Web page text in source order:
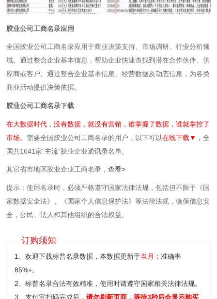
胶业公司工商名录应用
全国胶业公司工商名录应用于商业决策支持、市场调研、行业分析领
域。通过整合企业基本信息，帮助企业快速查找到潜在合作伙伴、供
应商或客户。通过整合企业基本信息、经营数据及动态信息，为各类
商业活动提供决策依据。
胶业公司工商名录下载
在大数据时代，没有数据，就没有营销，谁掌握了数据，谁就掌控了
市场。 需要全国胶业公司工商名录的用户，以下可以在线下载▼，全
国共1641家“主流”胶业企业通讯录名单。
其它省市地区胶业企业工商名录，查看>
提示：使用名录时，必须严格遵守国家法律法规，包括但不限于《国
家数据安全法》、《国家个人信息保护法》等‌法律法规，确保信息安
全，公民、法人和其他组织的合法权益。
订购须知
1、欢迎下载标普名录数据，本数据更新于当月；准确率
85%+。
2、标普名录合法有效精准，使用时请遵守国家相关法律法规。
3、支付宝扫码完成后，请勿刷新页面，等待3秒后会显示购买